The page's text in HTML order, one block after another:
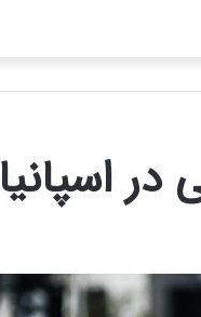
اسپانیا